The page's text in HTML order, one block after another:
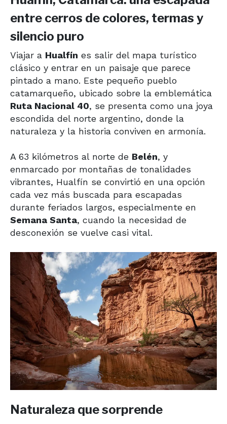
entre cerros de colores, termas y
silencio puro
Viajar a Hualfín es salir del mapa turístico
clásico y entrar en un paisaje que parece
pintado a mano. Este pequeño pueblo
catamarqueño, ubicado sobre la emblemática
Ruta Nacional 40, se presenta como una joya
escondida del norte argentino, donde la
naturaleza y la historia conviven en armonía.
A 63 kilómetros al norte de Belén, y
enmarcado por montañas de tonalidades
vibrantes, Hualfín se convirtió en una opción
cada vez más buscada para escapadas
durante feriados largos, especialmente en
Semana Santa, cuando la necesidad de
desconexión se vuelve casi vital.
Naturaleza que sorprende